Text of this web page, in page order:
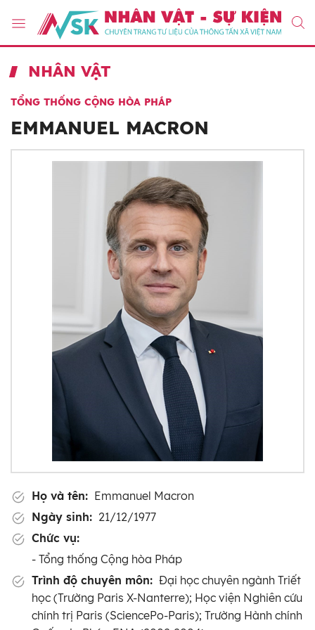
NHÂN VẬT
TỔNG THỐNG CỘNG HÒA PHÁP
EMMANUEL MACRON
Họ và tên: Emmanuel Macron
Ngày sinh: 21/12/1977
Chức vụ:
- Tổng thống Cộng hòa Pháp
Trình độ chuyên môn: Đại học chuyên ngành Triết
học (Trường Paris X-Nanterre); Học viện Nghiên cứu
chính trị Paris (SciencePo-Paris); Trường Hành chính